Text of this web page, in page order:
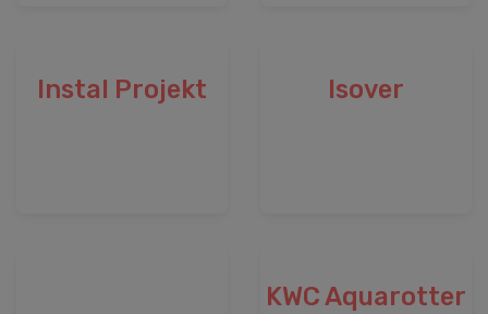
Instal Projekt Isover
KWC Aquarotter